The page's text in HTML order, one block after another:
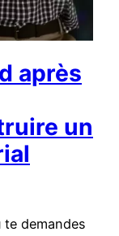
après
un
demandes